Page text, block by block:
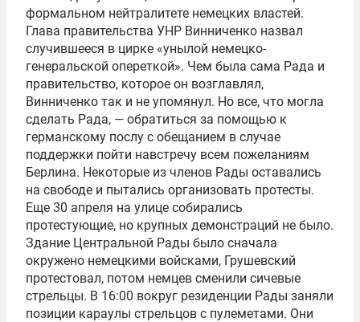
формальном нейтралитете немецких властей.
Глава правительства УНР Винниченко назвал
случившееся в цирке «унылой немецко-
генеральской опереткой». Чем была сама Рада и
правительство, которое он возглавлял,
Винниченко так и не упомянул. Но все, что могла
сделать Рада, — обратиться за помощью к
германскому послу с обещанием в случае
поддержки пойти навстречу всем пожеланиям
Берлина. Некоторые из членов Рады оставались
на свободе и пытались организовать протесты.
Еще 30 апреля на улице собирались
протестующие, но крупных демонстраций не было.
Здание Центральной Рады было сначала
окружено немецкими войсками, Грушевский
протестовал, потом немцев сменили сичевые
стрельцы. В 16:00 вокруг резиденции Рады заняли
позиции караулы стрельцов с пулеметами. Они